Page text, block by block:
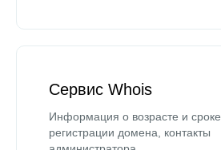
Сервис Whois
Информация о возрасте и сроке
регистрации домена, контакты